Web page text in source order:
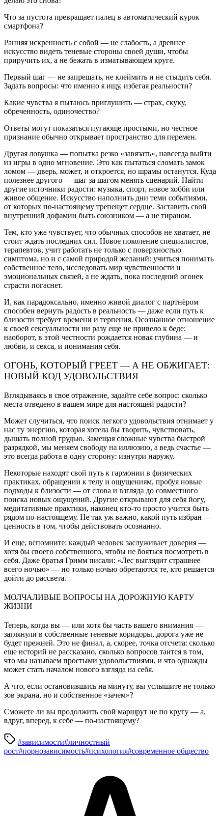
Что за пустота превращает палец в автоматический курок
смартфона?
Ранняя искренность с собой — не слабость, а древнее
искусство видеть теневые стороны своей души, чтобы
приручить их, а не бежать в изматывающем круге.
Первый шаг — не запрещать, не клеймить и не стыдить себя.
Задать вопросы: что именно я ищу, избегая реальности?
Какие чувства я пытаюсь приглушить — страх, скуку,
обреченность, одиночество?
Ответы могут показаться пугающе простыми, но честное
признание обычно открывает пространство для перемен.
Другая ловушка — попытка резко «завязать», навсегда выйти
из игры в одно мгновение. Это как пытаться сломать замок
ломом — дверь, может, и откроется, но шрамы останутся. Куда
полезнее другого — шаг за шагом менять сценарий. Найти
другие источники радости: музыка, спорт, новое хобби или
живое общение. Искусство наполнить дни теми событиями,
от которых по-настоящему трепещет сердце. Заставить свой
внутренний дофамин быть союзником — а не тираном.
Тем, кто уже чувствует, что обычных способов не хватает, не
стоит ждать последних сил. Новое поколение специалистов,
терапевтов, учит работать не только с поверхностью
симптома, но и с самой природой желаний: учиться понимать
собственное тело, исследовать мир чувственности и
эмоциональных связей, а не ждать, пока последний огонек
страсти погаснет.
И, как парадоксально, именно живой диалог с партнёром
способен вернуть радость в реальность — даже если путь к
близости требует времени и терпения. Осознанное отношение
к своей сексуальности ни разу еще не привело к беде:
наоборот, в этой честности рождается новая глубина — и
любви, и секса, и понимания себя.
ОГОНЬ, КОТОРЫЙ ГРЕЕТ — А НЕ ОБЖИГАЕТ:
НОВЫЙ КОД УДОВОЛЬСТВИЯ
Вглядываясь в свое отражение, задайте себе вопрос: сколько
места отведено в вашем мире для настоящей радости?
Может случиться, что поиск легкого удовольствия отнимает у
нас ту энергию, которая хотела бы творить, чувствовать,
дышать полной грудью. Замещая сложные чувства быстрой
разрядкой, мы меняем свободу на иллюзию, а ведь счастье —
это всегда работа в одну сторону: изнутри наружу.
Некоторые находят свой путь к гармонии в физических
практиках, обращении к телу и ощущениям, пробуя новые
подходы к близости — от слова и взгляда до совместного
поиска новых ощущений. Другие открывают для себя йогу,
медитативные практики, наконец кто-то просто учится быть
рядом по-настоящему. Не так уж важно, какой путь избран —
ценность в том, чтобы действовать осознанно.
И еще, вспомните: каждый человек заслуживает доверия —
хотя бы своего собственного, чтобы не бояться посмотреть в
себя. Даже братья Гримм писали: «Лес выглядит страшнее
всего ночью» — но только ночью обретаются те, кто решается
дойти до рассвета.
МОЛЧАЛИВЫЕ ВОПРОСЫ НА ДОРОЖНУЮ КАРТУ
ЖИЗНИ
Теперь, когда вы — или хотя бы часть вашего внимания —
заглянули в собственные теневые коридоры, дорога уже не
будет прежней. Это не финал, а, скорее, точка отсчета: сколько
еще историй не рассказано, сколько вопросов таится в том,
что мы называем простыми удовольствиями, и что однажды
может стать началом нового взгляда на себя.
А что, если остановившись на минуту, вы услышите не только
зов экрана, но и собственное «зачем»?
Сможете ли вы продолжить свой маршрут не по кругу — а,
вдруг, вперед, к себе — по-настоящему?
#зависимости#личностный
рост#порнозависимость#психология#современное общество